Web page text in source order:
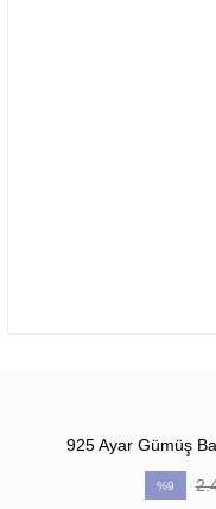
925 Ayar Gümüş
%9